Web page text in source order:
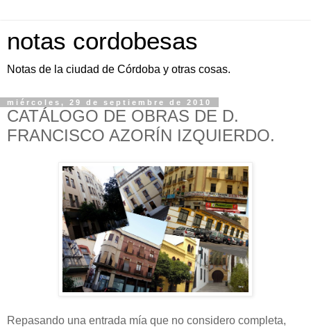
notas cordobesas
Notas de la ciudad de Córdoba y otras cosas.
miércoles, 29 de septiembre de 2010
CATÁLOGO DE OBRAS DE D.
FRANCISCO AZORÍN IZQUIERDO.
Repasando una entrada mía que no considero completa,